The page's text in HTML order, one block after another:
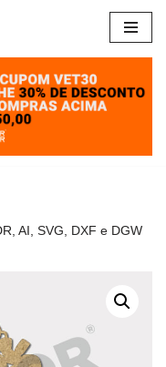
AI, SVG, DXF e DGW